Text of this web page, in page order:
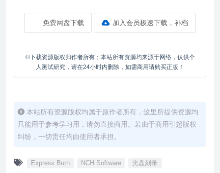
免费网盘下载 加入会员极速下载，补档
©下载资源版权归作者所有；本站所有资源均来源于网络，仅供个
人测试研究，请在24小时内删除，如需商用请购买正版！
本站所有资源版权均属于原作者所有，这里所提供资源均
只能用于参考学习用，请勿直接商用。若由于商用引起版权
纠纷，一切责任均由使用者承担。
Express Burn NCH Software 光盘刻录